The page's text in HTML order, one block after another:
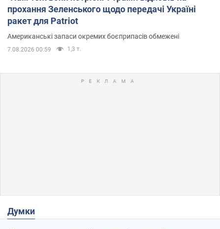
прохання Зеленського щодо передачі Україні
ракет для Patriot
Американські запаси окремих боєприпасів обмежені
7.08.2026 00:59 1,3 т.
Думки